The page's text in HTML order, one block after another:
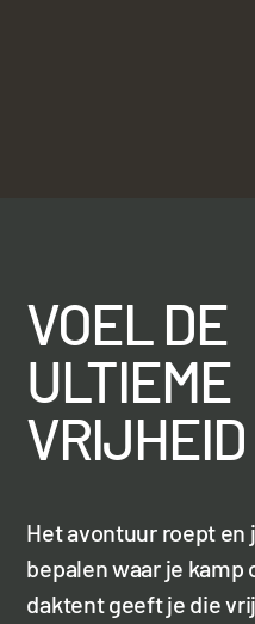
VOEL DE
ULTIEME
VRIJHEID
Het avontuur roept en
bepalen waar je kamp
daktent geeft je die